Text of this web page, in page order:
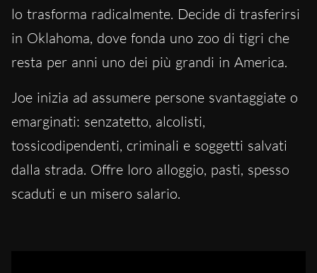
lo trasforma radicalmente. Decide di trasferirsi
in Oklahoma, dove fonda uno zoo di tigri che
resta per anni uno dei più grandi in America.
Joe inizia ad assumere persone svantaggiate o
emarginati: senzatetto, alcolisti,
tossicodipendenti, criminali e soggetti salvati
dalla strada. Offre loro alloggio, pasti, spesso
scaduti e un misero salario.